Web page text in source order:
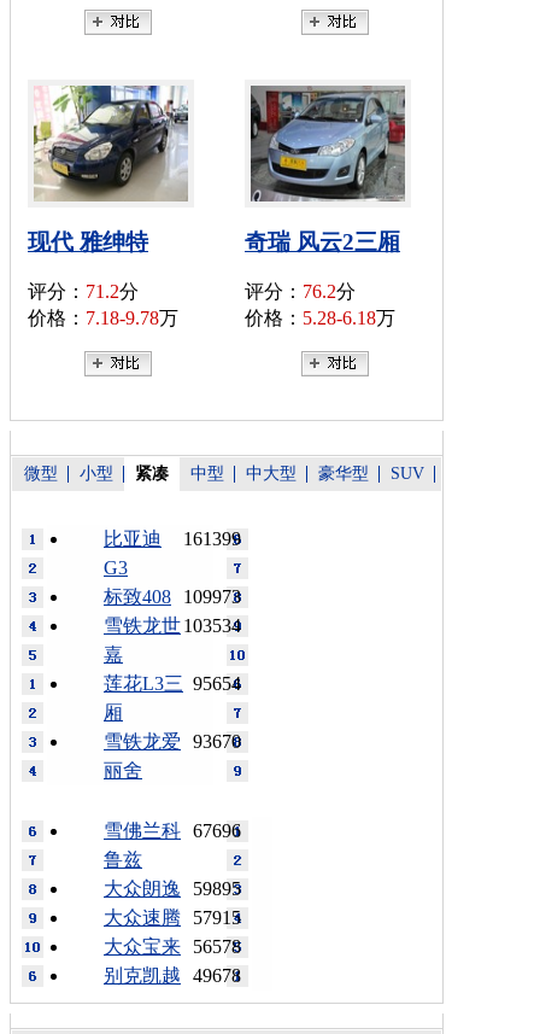
现代 雅绅特
评分： 71.2分
价格： 7.18-9.78万
奇瑞 风云2三厢
评分： 76.2分
价格： 5.28-6.18万
微型 小型 紧凑 中型 中大型 豪华型 SUV
161399
比亚迪
G3
109973
标致408
103534
雪铁龙世
嘉
95654
莲花L3三
厢
93670
雪铁龙爱
丽舍
67696
雪佛兰科
鲁兹
59895
大众朗逸
57915
大众速腾
56578
大众宝来
49678
别克凯越